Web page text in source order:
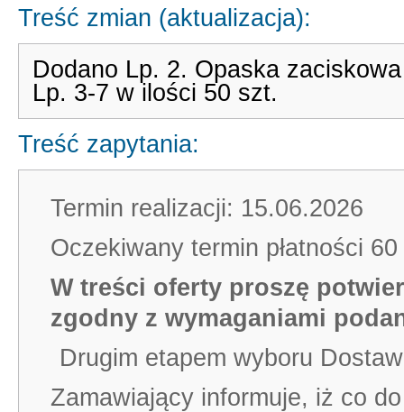
Treść zmian (aktualizacja):
Dodano Lp. 2. Opaska
Lp. 3-7 w ilości 50 szt.
Treść zapytania:
Termin realizacji: 15.06.2026
Oczekiwany termin płatności
W treści oferty proszę
zgodny z wymaganiami
Drugim etapem wyboru
Zamawiający informuje, iż co